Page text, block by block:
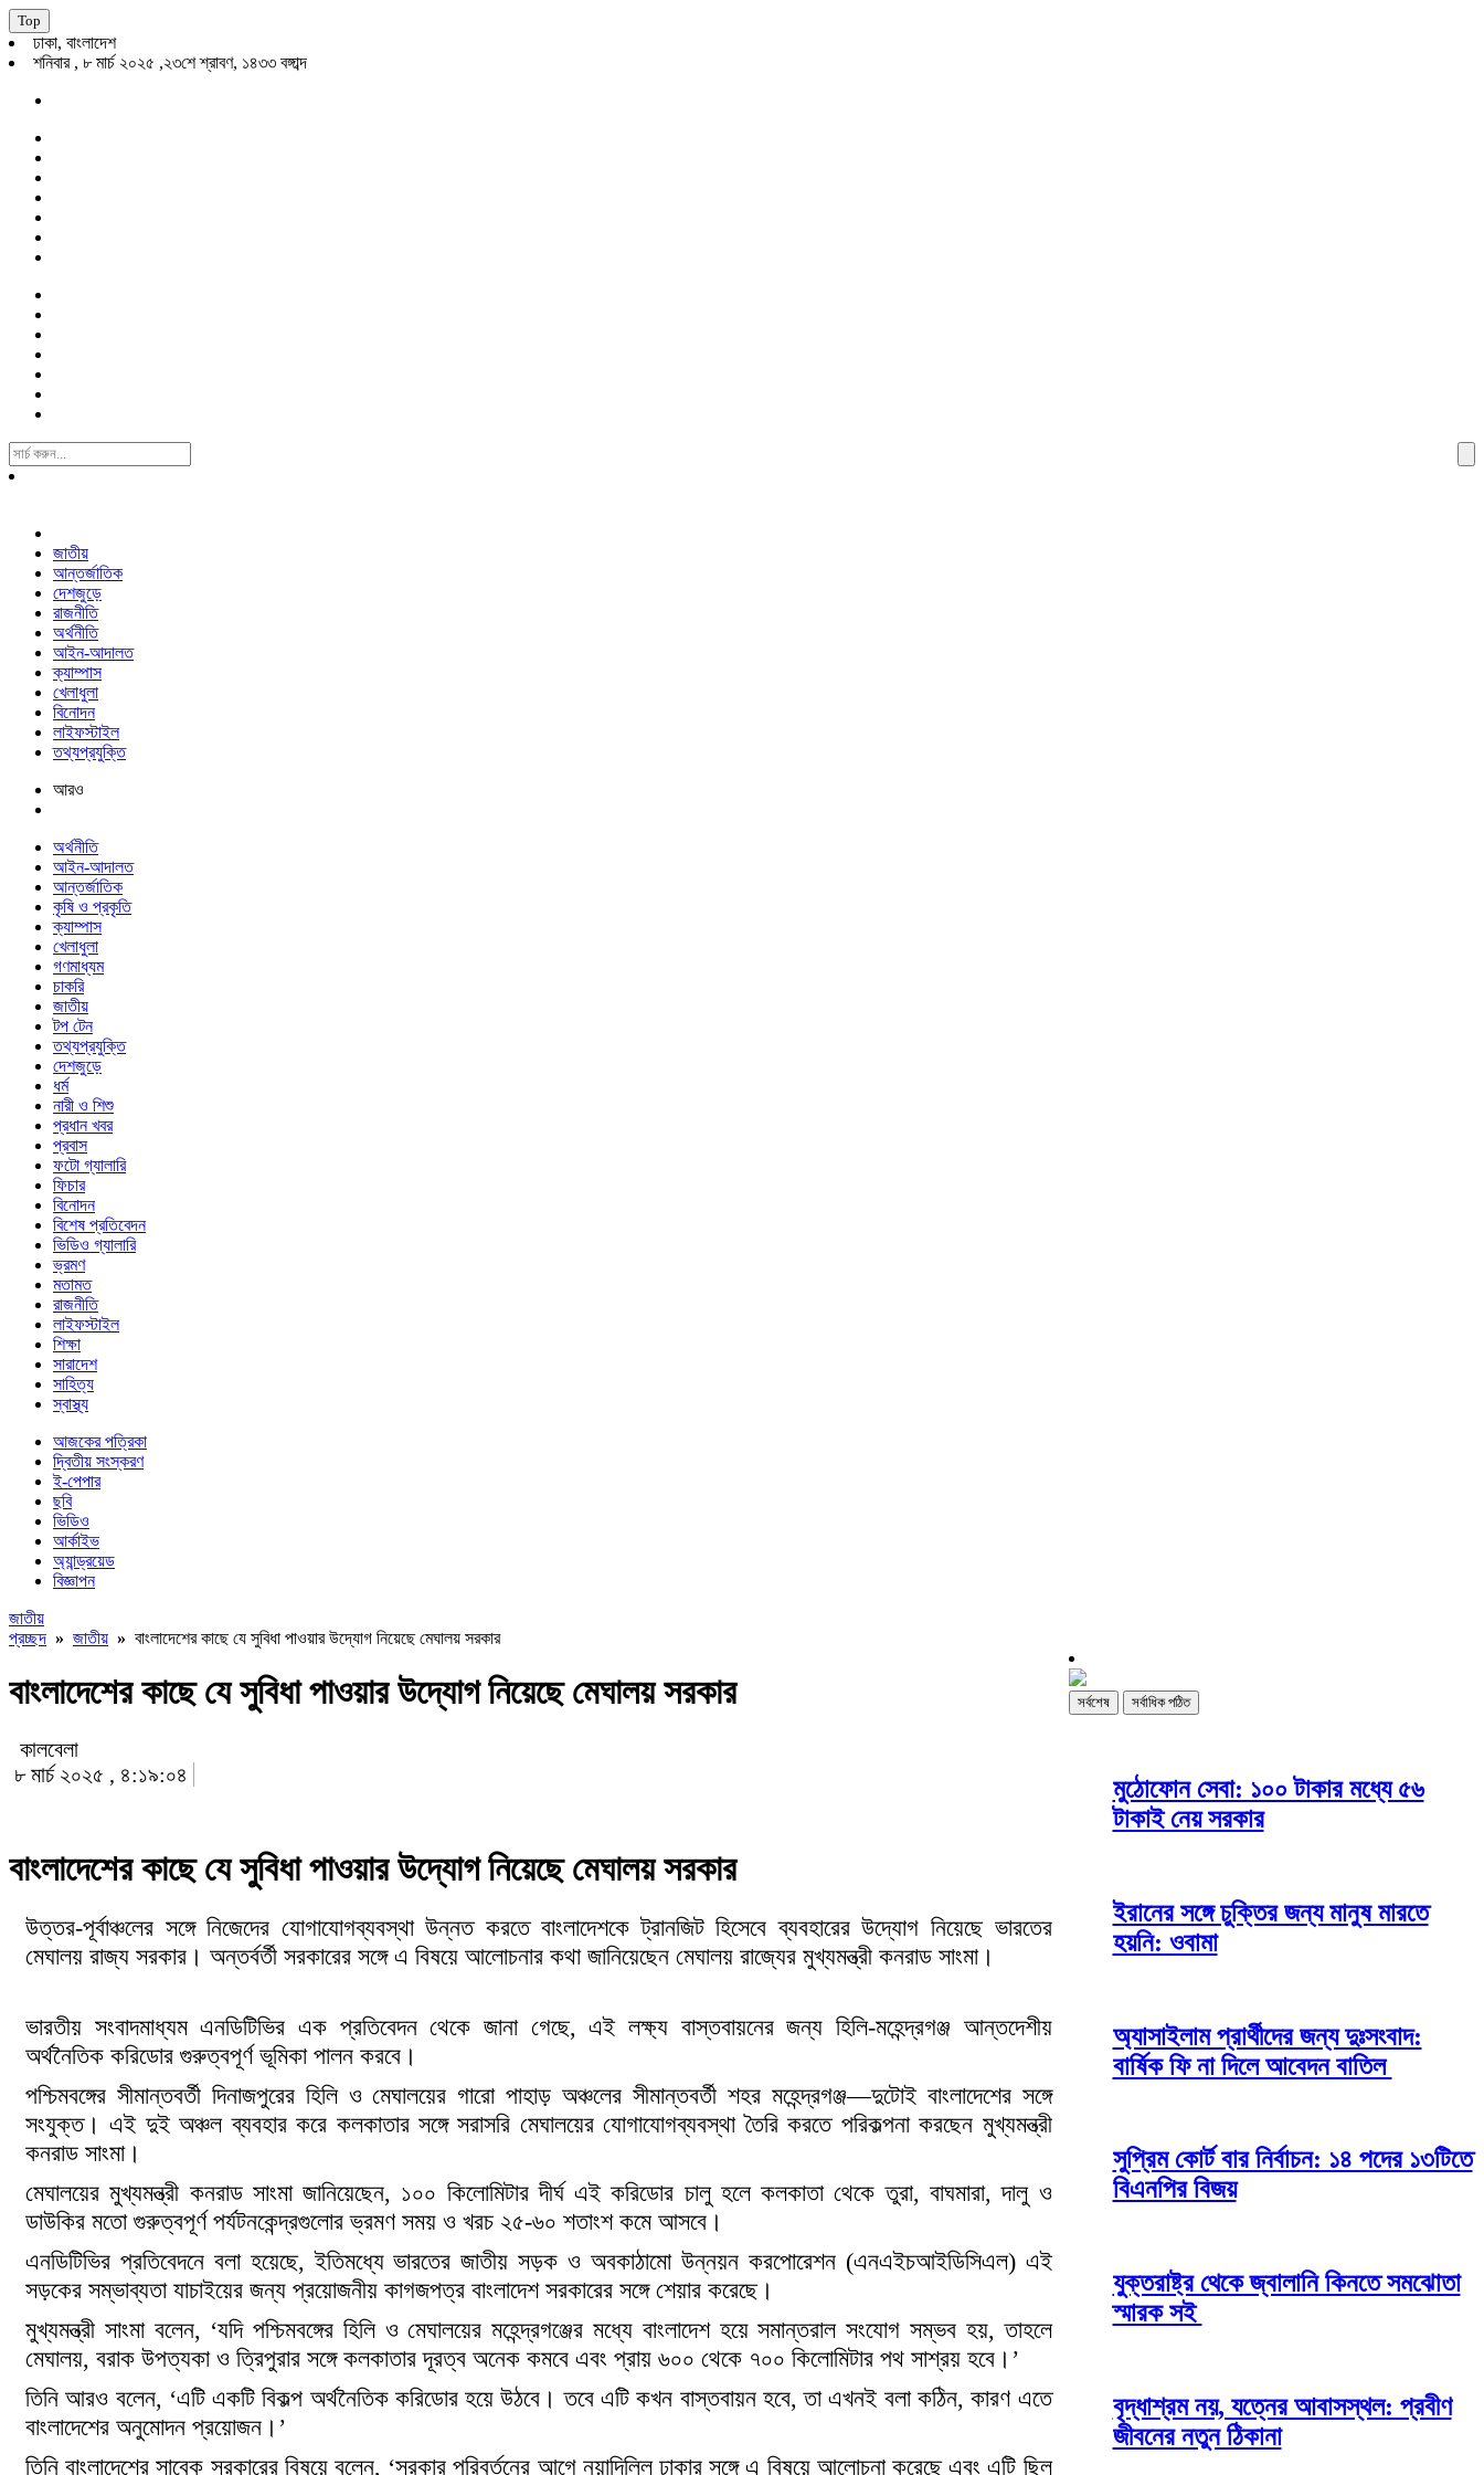
Top
ঢাকা, বাংলাদেশ
শনিবার , ৮ মার্চ ২০২৫ ,২৩শে শ্রাবণ, ১৪৩৩ বঙ্গাব্দ
Search
For:
জাতীয়
আন্তর্জাতিক
দেশজুড়ে
রাজনীতি
অর্থনীতি
আইন-আদালত
ক্যাম্পাস
খেলাধুলা
বিনোদন
লাইফস্টাইল
তথ্যপ্রযুক্তি
আরও
অর্থনীতি
আইন-আদালত
আন্তর্জাতিক
কৃষি ও প্রকৃতি
ক্যাম্পাস
খেলাধুলা
গণমাধ্যম
চাকরি
জাতীয়
টপ টেন
তথ্যপ্রযুক্তি
দেশজুড়ে
ধর্ম
নারী ও শিশু
প্রধান খবর
প্রবাস
ফটো গ্যালারি
ফিচার
বিনোদন
বিশেষ প্রতিবেদন
ভিডিও গ্যালারি
ভ্রমণ
মতামত
রাজনীতি
লাইফস্টাইল
শিক্ষা
সারাদেশ
সাহিত্য
স্বাস্থ্য
আজকের পত্রিকা
দ্বিতীয় সংস্করণ
ই-পেপার
ছবি
ভিডিও
আর্কাইভ
অ্যান্ড্রয়েড
বিজ্ঞাপন
জাতীয়
প্রচ্ছদ » জাতীয় » বাংলাদেশের কাছে যে সুবিধা পাওয়ার উদ্যোগ নিয়েছে মেঘালয় সরকার
বাংলাদেশের কাছে যে সুবিধা পাওয়ার উদ্যোগ নিয়েছে মেঘালয় সরকার
কালবেলা
৮ মার্চ ২০২৫ , ৪:১৯:০৪
বাংলাদেশের কাছে যে সুবিধা পাওয়ার উদ্যোগ নিয়েছে মেঘালয় সরকার
উত্তর-পূর্বাঞ্চলের সঙ্গে নিজেদের যোগাযোগব্যবস্থা উন্নত করতে বাংলাদেশকে ট্রানজিট হিসেবে ব্যবহারের উদ্যোগ নিয়েছে ভারতের
মেঘালয় রাজ্য সরকার। অন্তর্বর্তী সরকারের সঙ্গে এ বিষয়ে আলোচনার কথা জানিয়েছেন মেঘালয় রাজ্যের মুখ্যমন্ত্রী কনরাড সাংমা।
ভারতীয় সংবাদমাধ্যম এনডিটিভির এক প্রতিবেদন থেকে জানা গেছে, এই লক্ষ্য বাস্তবায়নের জন্য হিলি-মহেন্দ্রগঞ্জ আন্তদেশীয়
অর্থনৈতিক করিডোর গুরুত্বপূর্ণ ভূমিকা পালন করবে।
পশ্চিমবঙ্গের সীমান্তবর্তী দিনাজপুরের হিলি ও মেঘালয়ের গারো পাহাড় অঞ্চলের সীমান্তবর্তী শহর মহেন্দ্রগঞ্জ—দুটোই বাংলাদেশের সঙ্গে
সংযুক্ত। এই দুই অঞ্চল ব্যবহার করে কলকাতার সঙ্গে সরাসরি মেঘালয়ের যোগাযোগব্যবস্থা তৈরি করতে পরিকল্পনা করছেন মুখ্যমন্ত্রী
কনরাড সাংমা।
মেঘালয়ের মুখ্যমন্ত্রী কনরাড সাংমা জানিয়েছেন, ১০০ কিলোমিটার দীর্ঘ এই করিডোর চালু হলে কলকাতা থেকে তুরা, বাঘমারা, দালু ও
ডাউকির মতো গুরুত্বপূর্ণ পর্যটনকেন্দ্রগুলোর ভ্রমণ সময় ও খরচ ২৫-৬০ শতাংশ কমে আসবে।
এনডিটিভির প্রতিবেদনে বলা হয়েছে, ইতিমধ্যে ভারতের জাতীয় সড়ক ও অবকাঠামো উন্নয়ন করপোরেশন (এনএইচআইডিসিএল) এই
সড়কের সম্ভাব্যতা যাচাইয়ের জন্য প্রয়োজনীয় কাগজপত্র বাংলাদেশ সরকারের সঙ্গে শেয়ার করেছে।
মুখ্যমন্ত্রী সাংমা বলেন, ‘যদি পশ্চিমবঙ্গের হিলি ও মেঘালয়ের মহেন্দ্রগঞ্জের মধ্যে বাংলাদেশ হয়ে সমান্তরাল সংযোগ সম্ভব হয়, তাহলে
মেঘালয়, বরাক উপত্যকা ও ত্রিপুরার সঙ্গে কলকাতার দূরত্ব অনেক কমবে এবং প্রায় ৬০০ থেকে ৭০০ কিলোমিটার পথ সাশ্রয় হবে।’
তিনি আরও বলেন, ‘এটি একটি বিকল্প অর্থনৈতিক করিডোর হয়ে উঠবে। তবে এটি কখন বাস্তবায়ন হবে, তা এখনই বলা কঠিন, কারণ এতে
বাংলাদেশের অনুমোদন প্রয়োজন।’
তিনি বাংলাদেশের সাবেক সরকারের বিষয়ে বলেন, ‘সরকার পরিবর্তনের আগে নয়াদিল্লি ঢাকার সঙ্গে এ বিষয়ে আলোচনা করেছে এবং এটি ছিল
সর্বশেষ সর্বাধিক পঠিত
মুঠোফোন সেবা: ১০০ টাকার মধ্যে ৫৬
টাকাই নেয় সরকার
ইরানের সঙ্গে চুক্তির জন্য মানুষ মারতে
হয়নি: ওবামা
অ্যাসাইলাম প্রার্থীদের জন্য দুঃসংবাদ:
বার্ষিক ফি না দিলে আবেদন বাতিল
সুপ্রিম কোর্ট বার নির্বাচন: ১৪ পদের ১৩টিতে
বিএনপির বিজয়
যুক্তরাষ্ট্র থেকে জ্বালানি কিনতে সমঝোতা
স্মারক সই
বৃদ্ধাশ্রম নয়, যত্নের আবাসস্থল: প্রবীণ
জীবনের নতুন ঠিকানা